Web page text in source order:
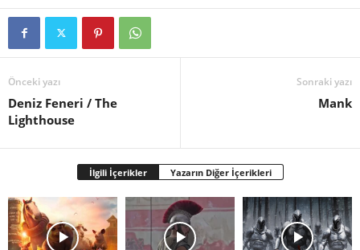
Önceki yazı
Deniz Feneri / The
Lighthouse
Sonraki yazı
Mank
İlgili İçerikler Yazarın Diğer İçerikleri